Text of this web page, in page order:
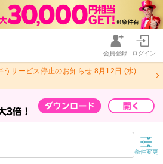
会員登録 ログイン
うサービス停止のお知らせ 8月12日 (水)
条件変更